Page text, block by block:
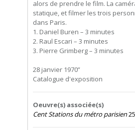
alors de prendre le film. La
statique, et filmer les trois
dans Paris.
1. Daniel Buren – 3 minutes
2. Raul Escari – 3 minutes
3. Pierre Grimberg – 3 minutes
28 janvier 1970”
Catalogue d'exposition
Oeuvre(s) associée(s)
Cent Stations du métro parisien